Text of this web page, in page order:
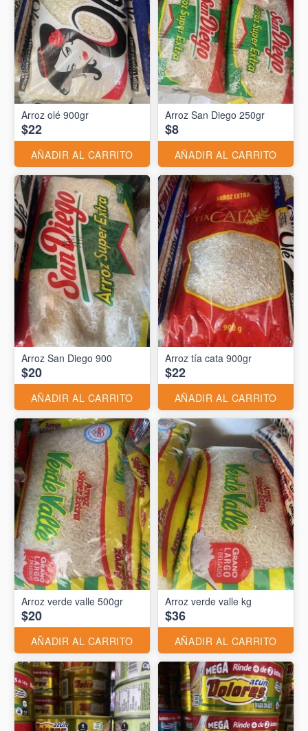
Arroz olé 900gr
$22
AÑADIR AL CARRITO
Arroz San Diego 250gr
$8
AÑADIR AL CARRITO
Arroz San Diego 900
$20
AÑADIR AL CARRITO
Arroz tía cata 900gr
$22
AÑADIR AL CARRITO
Arroz verde valle 500gr
$20
AÑADIR AL CARRITO
Arroz verde valle kg
$36
AÑADIR AL CARRITO